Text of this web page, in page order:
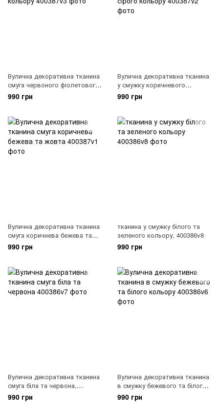
Вулична декоративна тканина
смуга червоного фіолетового
та оранжевого кольору,
400387v3
990 грн
Вулична декоративна тканина
у смужку коричневого
бежевого та сірого кольору,
400387v2
990 грн
Вулична декоративна тканина
смуга коричнева бежева та
жовта, 400387v1
990 грн
тканина у смужку білого та
зеленого кольору, 400386v8
990 грн
Вулична декоративна тканина
смуга біла та червона,
400386v7
990 грн
Вулична декоративна тканина
в смужку бежевого та білого
кольору, 400386v6
990 грн